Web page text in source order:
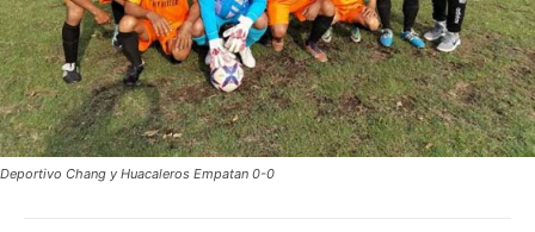
Deportivo Chang y Huacaleros Empatan 0-0